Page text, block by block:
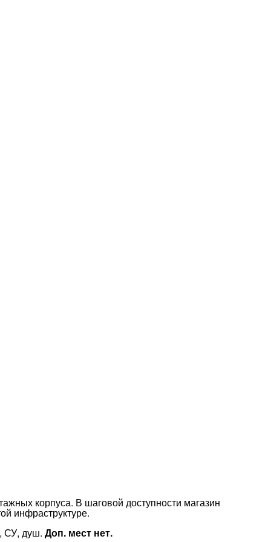
корпуса. В шаговой доступности магазин
инфраструктуре.
СУ, душ. Доп. мест нет.